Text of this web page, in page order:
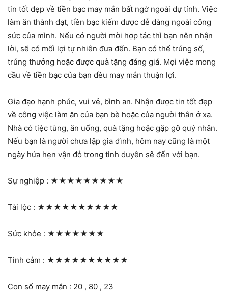
tin tốt đẹp về tiền bạc may mắn bất ngờ ngoài dự tính. Việc
làm ăn thành đạt, tiền bạc kiếm được dễ dàng ngoài công
sức của mình. Nếu có người mời hợp tác thì bạn nên nhận
lời, sẽ có mối lợi tự nhiên đưa đến. Bạn có thể trúng số,
trúng thưởng hoặc được quà tặng đáng giá. Mọi việc mong
cầu về tiền bạc của bạn đều may mắn thuận lợi.
Gia đạo hạnh phúc, vui vẻ, bình an. Nhận được tin tốt đẹp
về công việc làm ăn của bạn bè hoặc của người thân ở xa.
Nhà có tiệc tùng, ăn uống, quà tặng hoặc gặp gỡ quý nhân.
Nếu bạn là người chưa lập gia đình, hôm nay cũng là một
ngày hứa hẹn vận đỏ trong tình duyên sẽ đến với bạn.
Sự nghiệp : ★★★★★★★★★
Tài lộc : ★★★★★★★★★★
Sức khỏe : ★★★★★★★
Tình cảm : ★★★★★★★★★★
Con số may mắn : 20 , 80 , 23